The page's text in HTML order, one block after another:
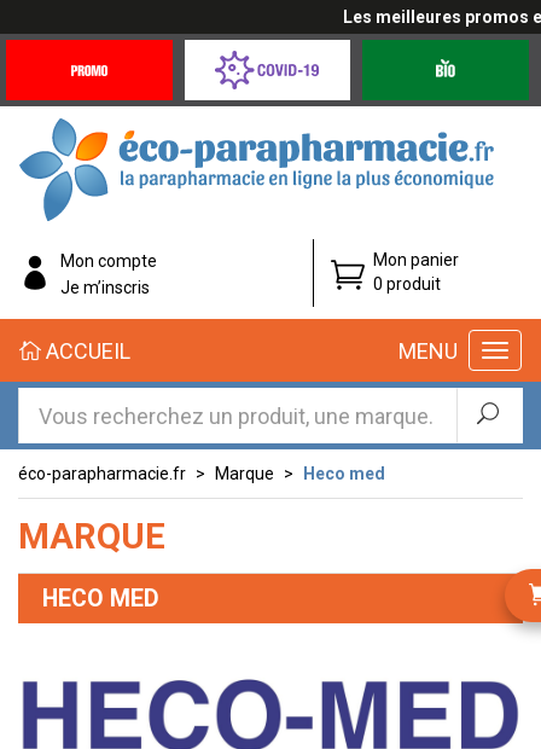
Les meilleures promos
Offres
Coronavirus
éco-
parapharmacie.fr
éco-
parapharmacie.fr
Mon compte
Je m’inscris
Mon panier
0 produit
MENU
ACCUEIL
éco-parapharmacie.fr Marque Heco med
MARQUE
HECO MED